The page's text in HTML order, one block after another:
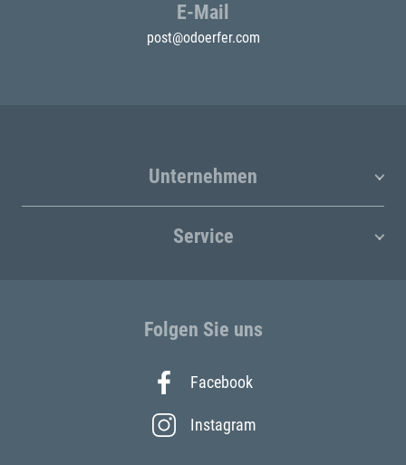
E-Mail
post@odoerfer.com
Unternehmen
Service
Folgen Sie uns
Facebook
Instagram